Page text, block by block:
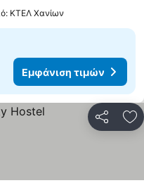
ΚΤΕΛ Χανίων
Εμφάνιση τιμών